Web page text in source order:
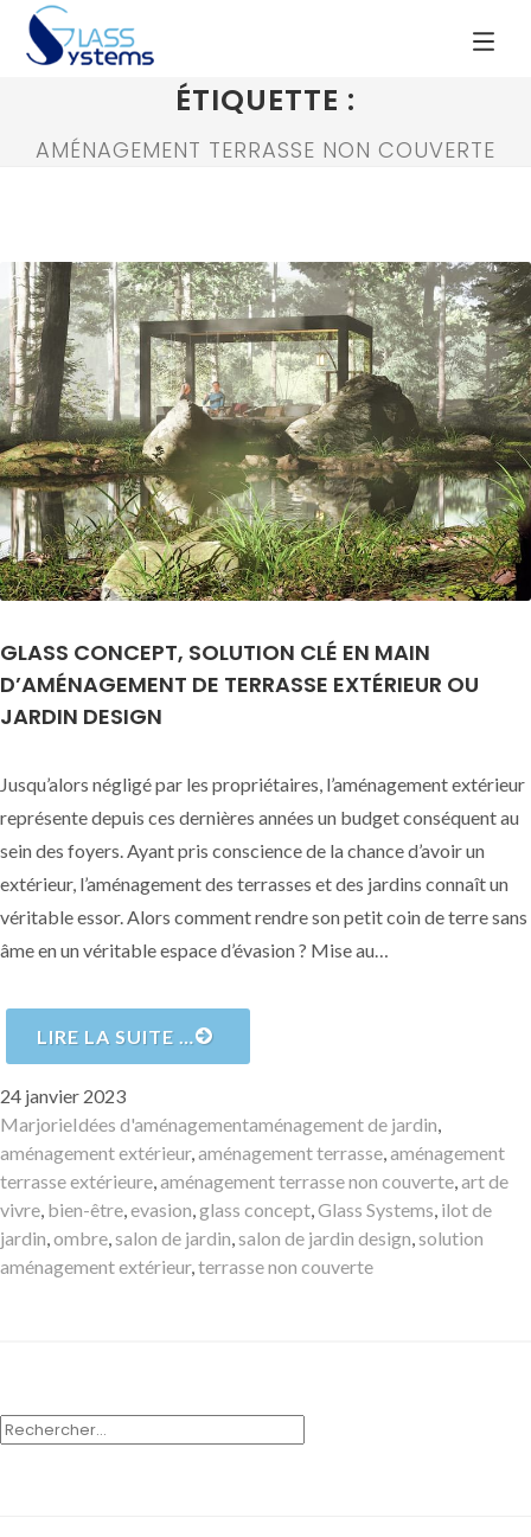
ÉTIQUETTE :
AMÉNAGEMENT TERRASSE NON COUVERTE
GLASS CONCEPT, SOLUTION CLÉ EN MAIN
D’AMÉNAGEMENT DE TERRASSE EXTÉRIEUR OU
JARDIN DESIGN
Jusqu’alors négligé par les propriétaires, l’aménagement extérieur
représente depuis ces dernières années un budget conséquent au
sein des foyers. Ayant pris conscience de la chance d’avoir un
extérieur, l’aménagement des terrasses et des jardins connaît un
véritable essor. Alors comment rendre son petit coin de terre sans
âme en un véritable espace d’évasion ? Mise au…
LIRE LA SUITE …
Publié
le
24 janvier 2023
Auteur
MarjorieCatégories
Idées d'aménagementMots-
clés
aménagement de jardin
aménagement extérieur, aménagement terrasse aménagement
terrasse extérieure aménagement terrasse non couverte art de
vivre bien-être evasion glass concept Glass Systems ilot de
jardin ombre salon de jardin salon de jardin design solution
aménagement extérieur, terrasse non couverte
RECHERCHER :